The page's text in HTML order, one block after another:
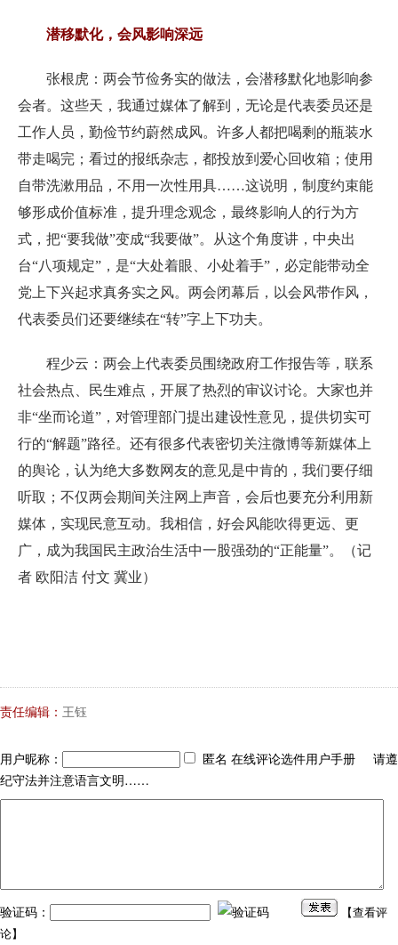
潜移默化，会风影响深远
张根虎：两会节俭务实的做法，会潜移默化地影响参
会者。这些天，我通过媒体了解到，无论是代表委员还是
工作人员，勤俭节约蔚然成风。许多人都把喝剩的瓶装水
带走喝完；看过的报纸杂志，都投放到爱心回收箱；使用
自带洗漱用品，不用一次性用具……这说明，制度约束能
够形成价值标准，提升理念观念，最终影响人的行为方
式，把“要我做”变成“我要做”。从这个角度讲，中央出
台“八项规定”，是“大处着眼、小处着手”，必定能带动全
党上下兴起求真务实之风。两会闭幕后，以会风带作风，
代表委员们还要继续在“转”字上下功夫。
程少云：两会上代表委员围绕政府工作报告等，联系
社会热点、民生难点，开展了热烈的审议讨论。大家也并
非“坐而论道”，对管理部门提出建设性意见，提供切实可
行的“解题”路径。还有很多代表密切关注微博等新媒体上
的舆论，认为绝大多数网友的意见是中肯的，我们要仔细
听取；不仅两会期间关注网上声音，会后也要充分利用新
媒体，实现民意互动。我相信，好会风能吹得更远、更
广，成为我国民主政治生活中一股强劲的“正能量”。（记
者 欧阳洁 付文 冀业）
责任编辑： 王钰
用户昵称：
匿名 在线评论选件用户手册 请遵
纪守法并注意语言文明……
验证码： 【查看评
论】